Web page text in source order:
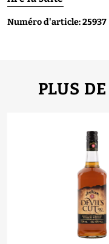
Numéro d'article: 25937
PLUS